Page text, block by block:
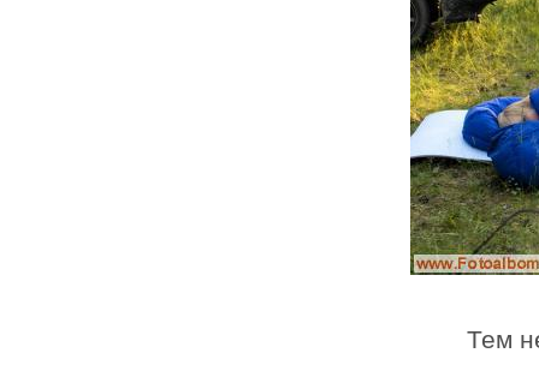
Тем